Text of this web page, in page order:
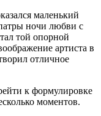
маленький
ночи любви с
той опорной
артиста в
отличное
к формулировке
моментов.